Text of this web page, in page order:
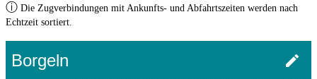
ⓘ Die Zugverbindungen mit Ankunfts- und Abfahrtszeiten werden nach
Echtzeit sortiert.